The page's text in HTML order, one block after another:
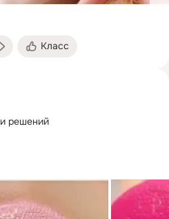
Класс
решений
делаешь это недостаточно